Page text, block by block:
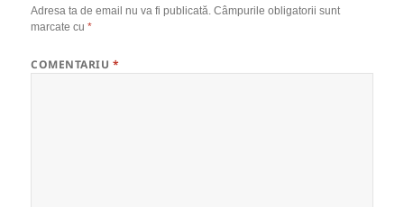
Adresa ta de email nu va fi publicată. Câmpurile obligatorii sunt
marcate cu*
COMENTARIU *